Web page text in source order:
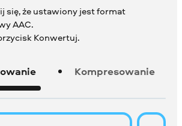
się, że ustawiony jest format
AAC.
Konwertuj.
Kompresowanie